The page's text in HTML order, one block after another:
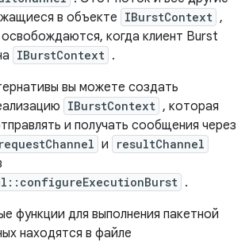
в объекте IBurstContext ,
когда клиент Burst
IBurstContext .
вы можете создать
IBurstContext , которая
и получать сообщения через
requestChannel и resultChannel
.
функции для выполнения пакетной
находятся в файле